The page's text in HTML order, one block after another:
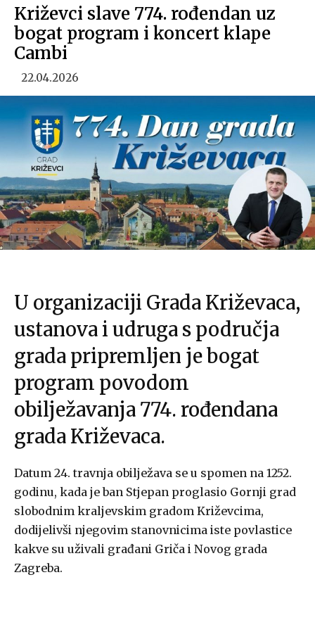
Križevci slave 774. rođendan uz
bogat program i koncert klape
Cambi
22.04.2026
U organizaciji Grada Križevaca,
ustanova i udruga s područja
grada pripremljen je bogat
program povodom
obilježavanja 774. rođendana
grada Križevaca.
Datum 24. travnja obilježava se u spomen na 1252.
godinu, kada je ban Stjepan proglasio Gornji grad
slobodnim kraljevskim gradom Križevcima,
dodijelivši njegovim stanovnicima iste povlastice
kakve su uživali građani Griča i Novog grada
Zagreba.